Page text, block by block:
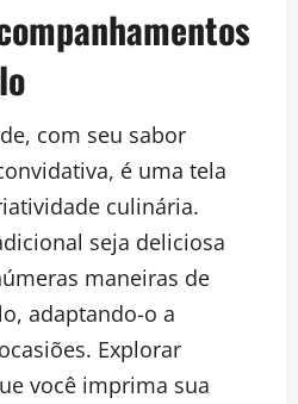
com seu sabor
é uma tela
culinária.
seja deliciosa
maneiras de
adaptando-o a
Explorar
você imprima sua